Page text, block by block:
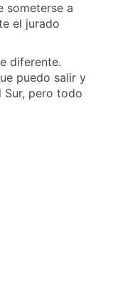
someterse a
el jurado
diferente.
puedo salir y
Sur, pero todo